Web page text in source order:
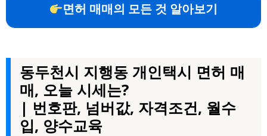
면허 매매의 모든 것 알아보기
동두천시 지행동 개인택시 면허 매
매, 오늘 시세는?
| 번호판, 넘버값, 자격조건, 월수
입, 양수교육